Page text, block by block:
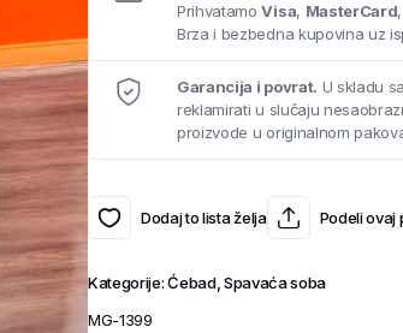
PrihvatamoVisa, MasterCard,
Brza i bezbedna kupovina uz
Garancija i povrat. U skladu
reklamirati u slučaju
proizvode u originalnom
Dodaj to lista želja Podeli ovaj
Kategorije:Ćebad, Spavaća soba
MG-1399